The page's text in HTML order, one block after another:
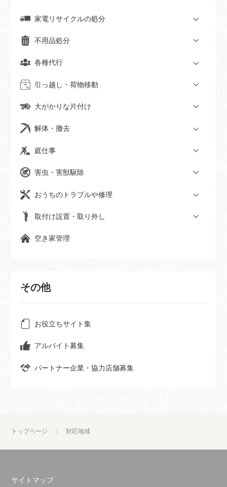
家電リサイクルの処分
不用品処分
各種代行
引っ越し・荷物移動
大がかりな片付け
解体・撤去
庭仕事
害虫・害獣駆除
おうちのトラブルや修理
取付け設置・取り外し
空き家管理
その他
お役立ちサイト集
アルバイト募集
パートナー企業・協力店舗募集
トップページ 対応地域
サイトマップ